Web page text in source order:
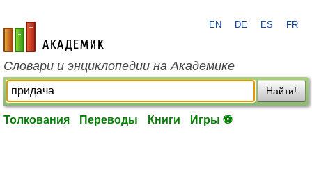
academic.ru
EN DE ES FR
Словари и энциклопедии на Академике
Найти!
Толкования Переводы Книги Игры ⚽